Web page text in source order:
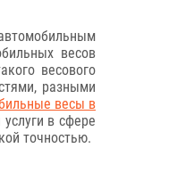
весов
весового
разными
весы в
в сфере
точностью.